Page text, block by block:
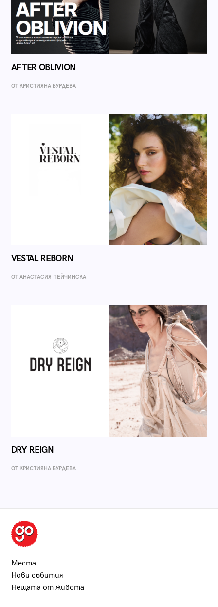
AFTER OBLIVION
ОТ КРИСТИЯНА БУРДЕВА
VESTAL REBORN
ОТ AНАСТАСИЯ ПЕЙЧИНСКА
DRY REIGN
ОТ КРИСТИЯНА БУРДЕВА
Места
Нови събития
Нещата от живота